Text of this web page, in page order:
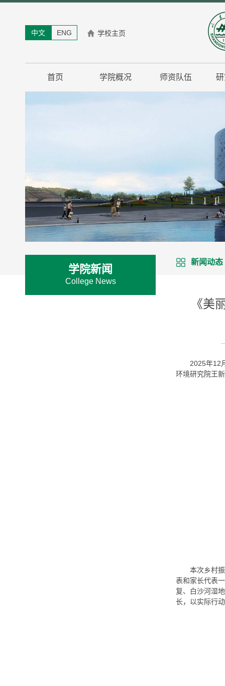
中文 ENG 学校主页
首页 学院概况 师资队伍
学院新闻
College News
新闻动态
《美
2025年12
环境研究院王
本次乡村
表和家长代表
复、白沙河湿
长，以实际行